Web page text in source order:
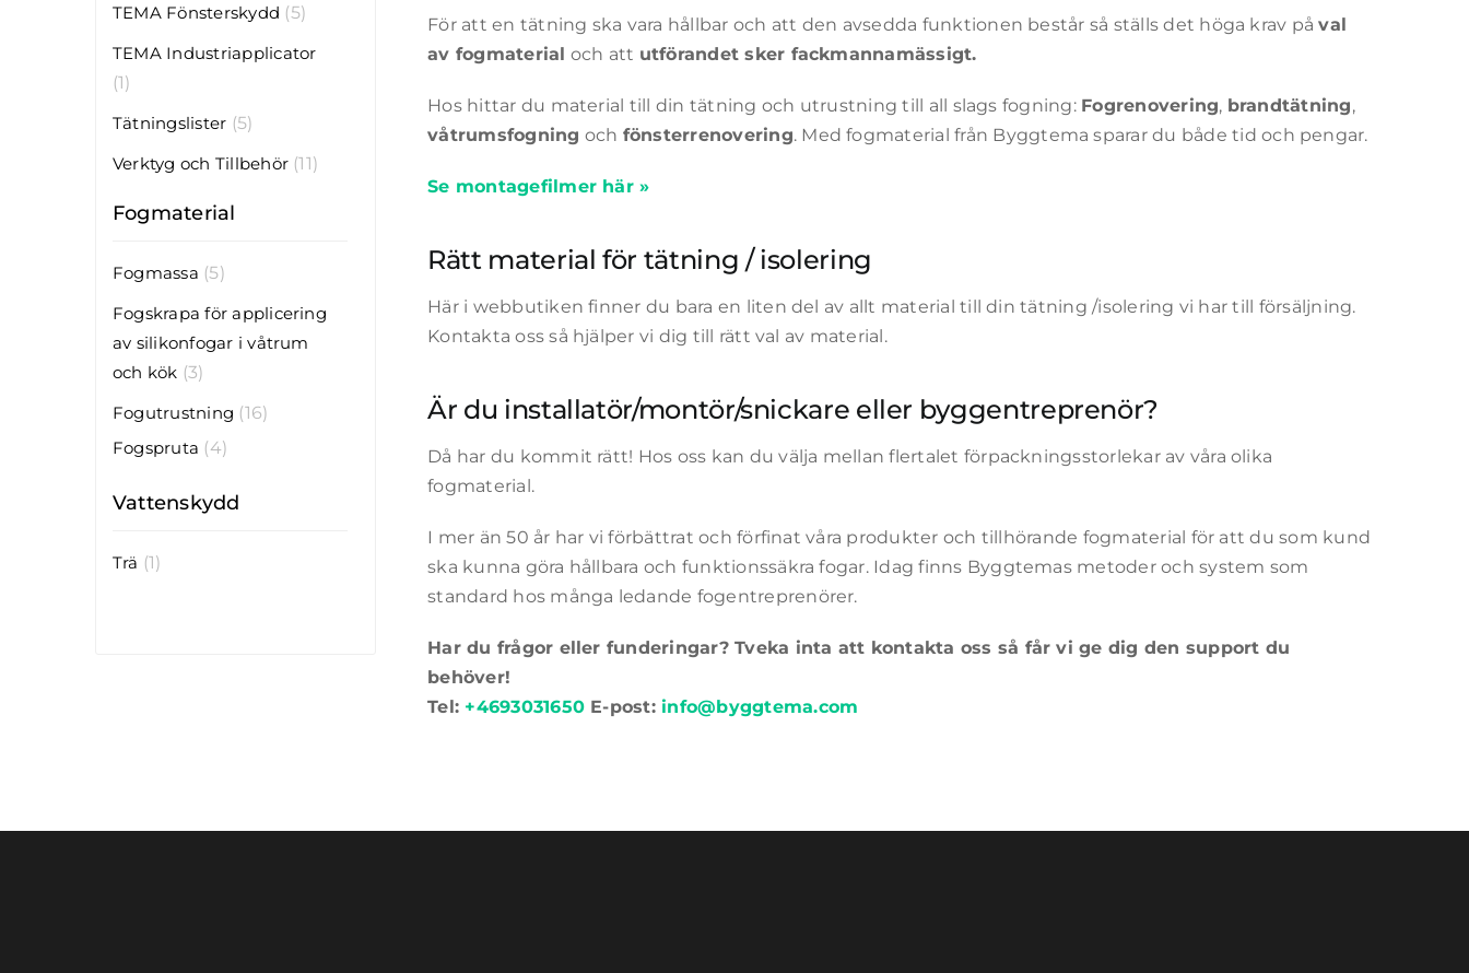
TEMA Fönsterskydd (5)
TEMA Industriapplicator
(1)
Tätningslister (5)
Verktyg och Tillbehör (11)
Fogmaterial
Fogmassa (5)
Fogskrapa för applicering
av silikonfogar i våtrum
och kök (3)
Fogutrustning (16)
Fogspruta (4)
Vattenskydd
Trä (1)
För att en tätning ska vara hållbar och att den avsedda funktionen består så ställs det höga krav påval
av fogmaterial och att utförandet sker fackmannamässigt.
Hos hittar du material till din tätning och utrustning till all slags fogning: Fogrenovering, brandtätning,
våtrumsfogning och fönsterrenovering. Med fogmaterial från Byggtema sparar du både tid och pengar.
Se montagefilmer här »
Rätt material för tätning / isolering
Här i webbutiken finner du bara en liten del av allt material till din tätning /isolering vi har till försäljning.
Kontakta oss så hjälper vi dig till rätt val av material.
Är du installatör/montör/snickare eller byggentreprenör?
Då har du kommit rätt! Hos oss kan du välja mellan flertalet förpackningsstorlekar av våra olika
fogmaterial.
I mer än 50 år har vi förbättrat och förfinat våra produkter och tillhörande fogmaterial för att du som kund
ska kunna göra hållbara och funktionssäkra fogar. Idag finns Byggtemas metoder och system som
standard hos många ledande fogentreprenörer.
Har du frågor eller funderingar? Tveka inta att kontakta oss så får vi ge dig den support du
behöver!
Tel: +4693031650E-post:info@byggtema.com